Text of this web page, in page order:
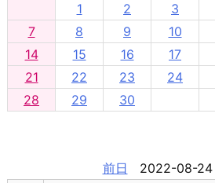
1
2 3
7
8 9 10
14
15 16 17
21
22 23 24
28
29 30
前日 2022-08-24